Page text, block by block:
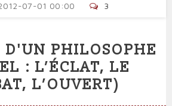
07-01 00:00
3
D'UN PHILOSOPHE
: L’ÉCLAT, LE
L’OUVERT)